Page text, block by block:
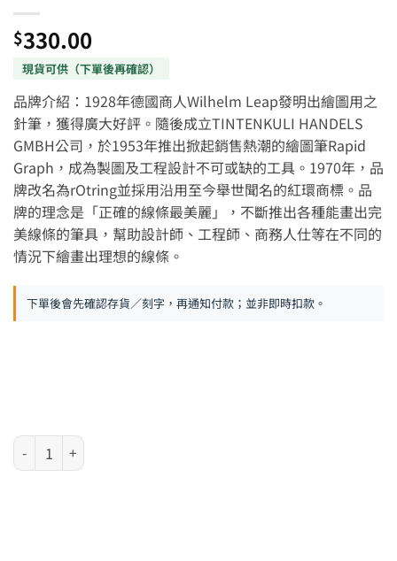
$330.00
品牌介紹：1928年德國商人Wilhelm Leap發明出繪圖用之
針筆，獲得廣大好評。隨後成立TINTENKULI HANDELS
GMBH公司，於1953年推出掀起銷售熱潮的繪圖筆Rapid
Graph，成為製圖及工程設計不可或缺的工具。1970年，品
牌改名為rOtring並採用沿用至今舉世聞名的紅環商標。品
牌的理念是「正確的線條最美麗」，不斷推出各種能畫出完
美線條的筆具，幫助設計師、工程師、商務人仕等在不同的
情況下繪畫出理想的線條。
下單後會先確認存貨／刻字，再通知付款；並非即時扣款。
德國 rOtring 600 系列 – 黑色繪圖用自動鉛芯筆 數量